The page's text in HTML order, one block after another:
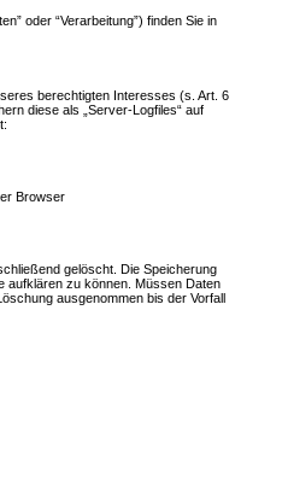
oder “Verarbeitung”) finden Sie in
berechtigten Interesses (s. Art. 6
diese als „Server-Logfiles“ auf
Browser
gelöscht. Die Speicherung
aufklären zu können. Müssen Daten
ausgenommen bis der Vorfall